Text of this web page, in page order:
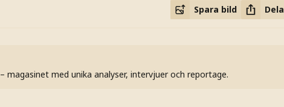
Spara bild Dela
– magasinet med unika analyser, intervjuer och reportage.